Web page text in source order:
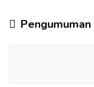
Pengumuman